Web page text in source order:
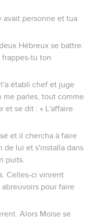
avait personne et tua
Hébreux se battre.
frappes-tu ton
établi chef et juge
me parles, tout comme
et se dit : « L'affaire
et il chercha à faire
de lui et s'installa dans
puits.
Celles-ci vinrent
pour faire
Alors Moïse se